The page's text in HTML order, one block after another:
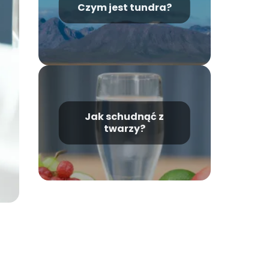
Czym jest tundra?
Jak schudnąć z
twarzy?